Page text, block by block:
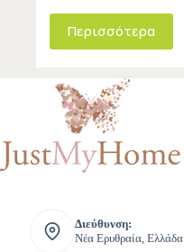
Περισσότερα
Διεύθυνση:
Νέα Ερυθραία, Ελλάδα